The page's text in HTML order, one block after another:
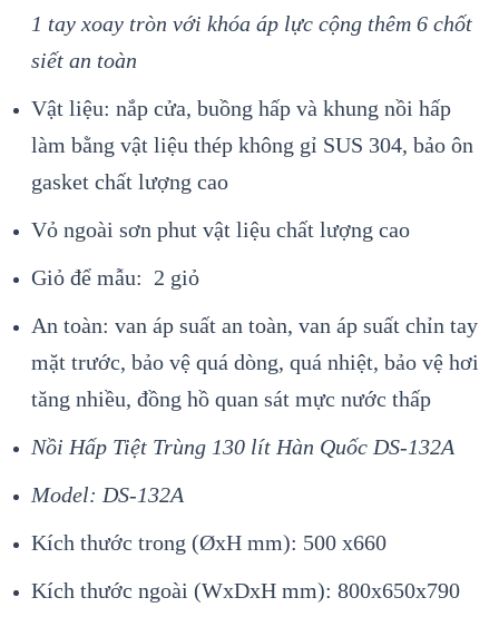
1 tay xoay tròn với khóa áp lực cộng thêm 6 chốt
siết an toàn
Vật liệu: nắp cửa, buồng hấp và khung nồi hấp
làm bằng vật liệu thép không gỉ SUS 304, bảo ôn
gasket chất lượng cao
Vỏ ngoài sơn phut vật liệu chất lượng cao
Giỏ để mẫu: 2 giỏ
An toàn: van áp suất an toàn, van áp suất chỉn tay
mặt trước, bảo vệ quá dòng, quá nhiệt, bảo vệ hơi
tăng nhiều, đồng hồ quan sát mực nước thấp
Nồi Hấp Tiệt Trùng 130 lít Hàn Quốc DS-132A
Model: DS-132A
Kích thước trong (ØxH mm): 500 x660
Kích thước ngoài (WxDxH mm): 800x650x790